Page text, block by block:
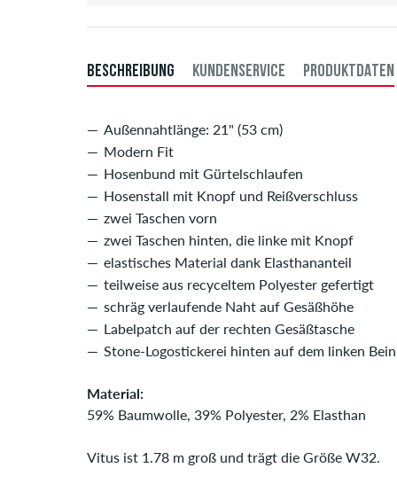
BESCHREIBUNG KUNDENSERVICE PRODUKTDATEN
Außennahtlänge: 21" (53 cm)
Modern Fit
Hosenbund mit Gürtelschlaufen
Hosenstall mit Knopf und Reißverschluss
zwei Taschen vorn
zwei Taschen hinten, die linke mit Knopf
elastisches Material dank Elasthananteil
teilweise aus recyceltem Polyester gefertigt
schräg verlaufende Naht auf Gesäßhöhe
Labelpatch auf der rechten Gesäßtasche
Stone-Logostickerei hinten auf dem linken Bein
Material:
59% Baumwolle, 39% Polyester, 2% Elasthan
Vitus ist 1.78 m groß und trägt die Größe W32.